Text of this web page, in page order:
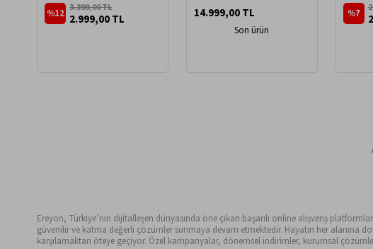
2.999,00 TL
3.399,00 TL
%12 14.999,00 TL
Son ürün
%7
Ereyon, Türkiye’nin dijitalleşen dünyasında öne çıkan başarılı online alışveriş
güvenilir ve katma değerli çözümler sunmaya devam etmektedir. Hayatın her alanına
karşılamaktan öteye geçiyor. Özel kampanyalar, dönemsel indirimler, kurumsal